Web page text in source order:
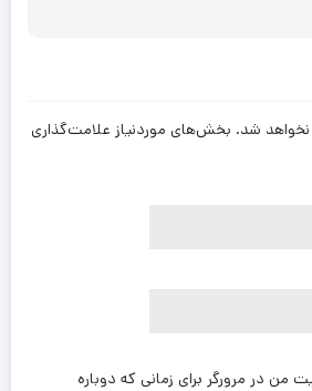
شد. بخش‌های موردنیاز علامت‌گذاری
من در مرورگر برای زمانی که دوباره